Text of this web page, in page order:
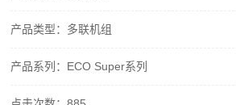
产品类型：多联机组
产品系列：ECO Super系列